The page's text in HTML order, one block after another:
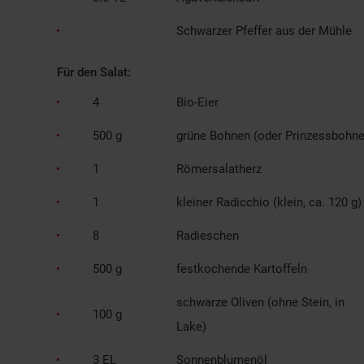
Schwarzer Pfeffer aus der Mühle
Für den Salat:
4 Bio-Eier
500 g grüne Bohnen (oder
1 Römersalatherz
1 kleiner Radicchio (klein, ca. 120 g)
8 Radieschen
500 g festkochende Kartoffeln
100 g
schwarze Oliven (ohne Stein, in
Lake)
3 EL Sonnenblumenöl